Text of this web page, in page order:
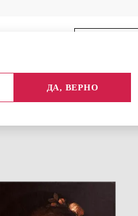
ДА, ВЕРНО
Федор Степанович Рокотов. Материалы